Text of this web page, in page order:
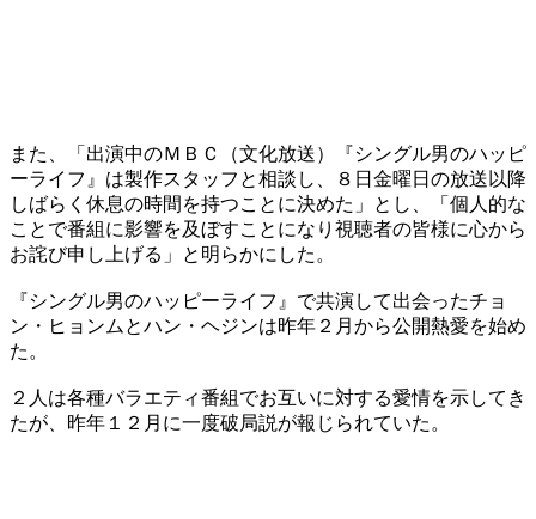
また、「出演中のＭＢＣ（文化放送）『シングル男のハッピ
ーライフ』は製作スタッフと相談し、８日金曜日の放送以降
しばらく休息の時間を持つことに決めた」とし、「個人的な
ことで番組に影響を及ぼすことになり視聴者の皆様に心から
お詫び申し上げる」と明らかにした。
『シングル男のハッピーライフ』で共演して出会ったチョ
ン・ヒョンムとハン・ヘジンは昨年２月から公開熱愛を始め
た。
２人は各種バラエティ番組でお互いに対する愛情を示してき
たが、昨年１２月に一度破局説が報じられていた。